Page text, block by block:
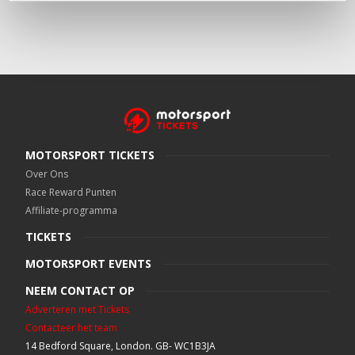
MOTORSPORT TICKETS
Over Ons
Race Reward Punten
Affiliate-programma
TICKETS
MOTORSPORT EVENTS
NEEM CONTACT OP
Adverteren met Tickets
Contacteer het team
14 Bedford Square, London. GB- WC1B3JA